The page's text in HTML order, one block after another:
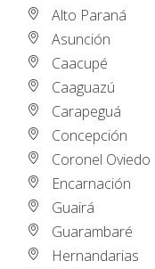
Alto Paraná
Asunción
Caacupé
Caaguazú
Carapeguá
Concepción
Coronel Oviedo
Encarnación
Guairá
Guarambaré
Hernandarias